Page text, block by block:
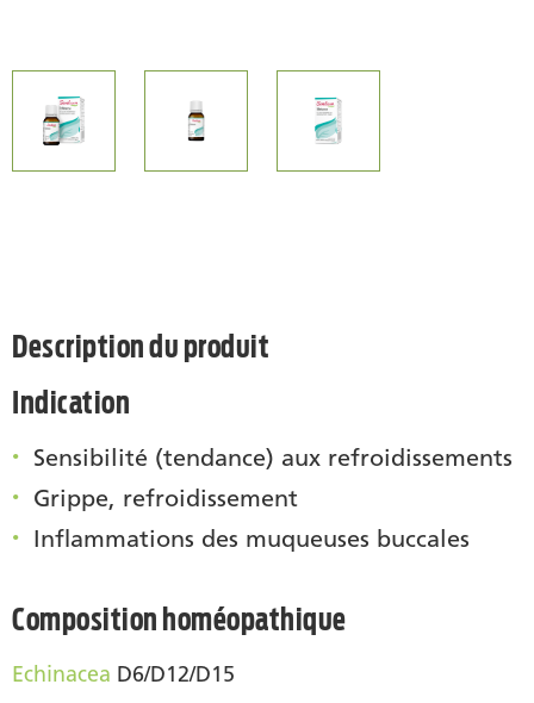
Description du produit
Indication
Sensibilité (tendance) aux refroidissements
Grippe, refroidissement
Inflammations des muqueuses buccales
Composition homéopathique
Echinacea D6/D12/D15